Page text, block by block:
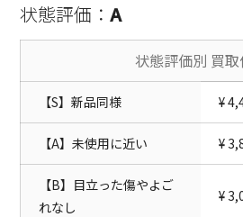
状態評価：A
状態評価別 買
【S】新品同様 ¥
【A】未使用に近い ¥
【B】目立った傷やよご
れなし
¥